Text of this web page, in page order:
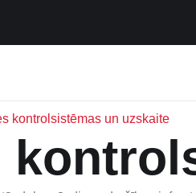
kontrolsistēmas un uzskaite